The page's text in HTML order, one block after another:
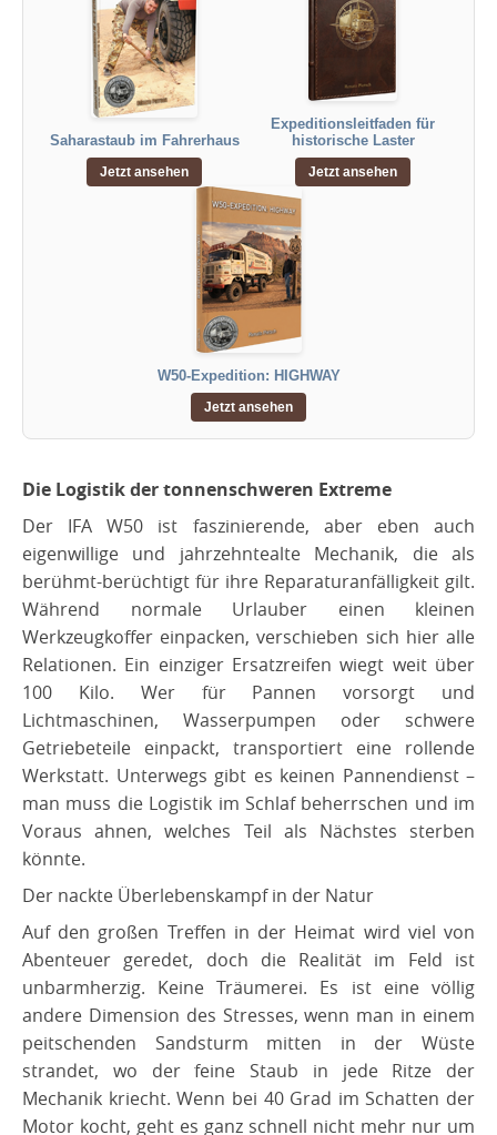
Saharastaub im Fahrerhaus
Jetzt ansehen
Expeditionsleitfaden für
historische Laster
Jetzt ansehen
W50-Expedition: HIGHWAY
Jetzt ansehen
​Die Logistik der tonnenschweren Extreme
​Der IFA W50 ist faszinierende, aber eben auch
eigenwillige und jahrzehntealte Mechanik, die als
berühmt-berüchtigt für ihre Reparaturanfälligkeit gilt.
Während normale Urlauber einen kleinen
Werkzeugkoffer einpacken, verschieben sich hier alle
Relationen. Ein einziger Ersatzreifen wiegt weit über
100 Kilo. Wer für Pannen vorsorgt und
Lichtmaschinen, Wasserpumpen oder schwere
Getriebeteile einpackt, transportiert eine rollende
Werkstatt. Unterwegs gibt es keinen Pannendienst –
man muss die Logistik im Schlaf beherrschen und im
Voraus ahnen, welches Teil als Nächstes sterben
könnte.
​Der nackte Überlebenskampf in der Natur
​Auf den großen Treffen in der Heimat wird viel von
Abenteuer geredet, doch die Realität im Feld ist
unbarmherzig. Keine Träumerei. Es ist eine völlig
andere Dimension des Stresses, wenn man in einem
peitschenden Sandsturm mitten in der Wüste
strandet, wo der feine Staub in jede Ritze der
Mechanik kriecht. Wenn bei 40 Grad im Schatten der
Motor kocht, geht es ganz schnell nicht mehr nur um